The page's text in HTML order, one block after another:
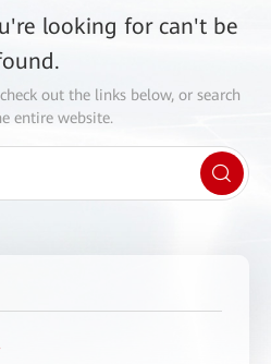
looking for can't be
out the links below, or search
entire website.